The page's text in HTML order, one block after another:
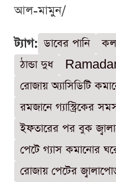
আল-মামুন/
ট্যাগ: ডাবের পানি
ঠান্ডা দুধ
রোজায় অ্যাসিডিটি
রমজানে গ্যাস্ট্রিকের
ইফতারের পর বুক
পেটে গ্যাস কমানোর
রোজায় পেটের